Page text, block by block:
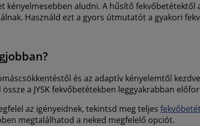
kényelmesebben aludni. A hűsítő
Használd ezt a gyors útmutatót a gyakori
és az adaptív kényelemtől
a JYSK fekvőbetétekben leggyakrabban
az igényeidnek, tekintsd meg teljes
megtalálhatod a neked megfelelő opciót.